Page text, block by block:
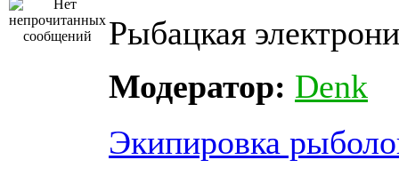
Рыбацкая
Модератор: Denk
Экипировка